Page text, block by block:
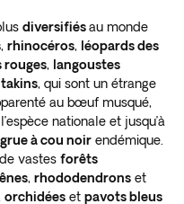
diversifiésau monde
, rhinocéros, léopards des
rouges, langoustes
takins, qui sont un étrange
au bœuf musqué,
nationale et jusqu’à
grue à cou noir endémique.
vastes forêts
, rhododendrons et
orchidées et pavots bleus